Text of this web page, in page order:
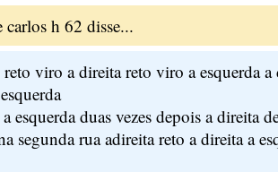
carlos h 62 disse...
viro a direita reto viro a esquerda
esquerda duas vezes depois a direita
segunda rua adireita reto a direita a